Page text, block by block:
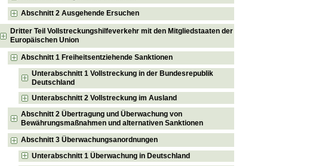
Abschnitt 2 Ausgehende Ersuchen
Dritter Teil Vollstreckungshilfeverkehr mit den Mitgliedstaaten der
Europäischen Union
Abschnitt 1 Freiheitsentziehende Sanktionen
Unterabschnitt 1 Vollstreckung in der Bundesrepublik
Deutschland
Unterabschnitt 2 Vollstreckung im Ausland
Abschnitt 2 Übertragung und Überwachung von
Bewährungsmaßnahmen und alternativen Sanktionen
Abschnitt 3 Überwachungsanordnungen
Unterabschnitt 1 Überwachung in Deutschland